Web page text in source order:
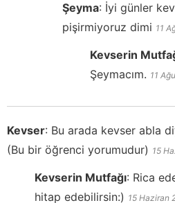
Şeyma: İyi günler
pişirmiyoruz dimi 11
Kevserin
Şeymacım. 11
Kevser: Bu arada kevser abla
(Bu bir öğrenci yorumudur) 15
Kevserin Mutfağı: Rica
hitap edebilirsin:) 15 Haziran